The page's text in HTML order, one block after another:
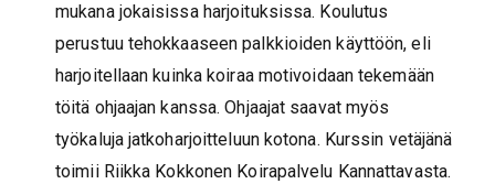
mukana jokaisissa harjoituksissa. Koulutus
perustuu tehokkaaseen palkkioiden käyttöön, eli
harjoitellaan kuinka koiraa motivoidaan tekemään
töitä ohjaajan kanssa. Ohjaajat saavat myös
työkaluja jatkoharjoitteluun kotona. Kurssin vetäjänä
toimii Riikka Kokkonen Koirapalvelu Kannattavasta.